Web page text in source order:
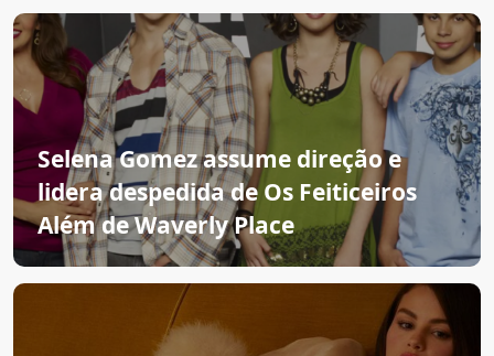
Selena Gomez assume direção e
lidera despedida de Os Feiticeiros
Além de Waverly Place